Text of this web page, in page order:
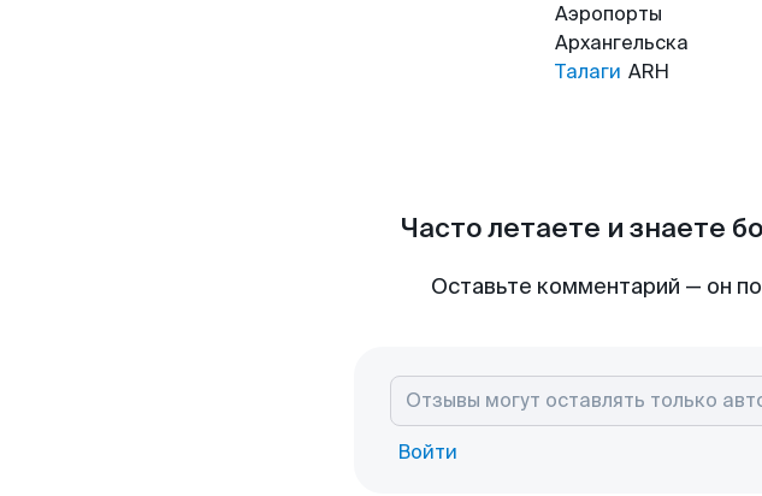
Аэропорты
Архангельска
Талаги ARH
Часто летаете и знаете
Оставьте комментарий — он
Войти